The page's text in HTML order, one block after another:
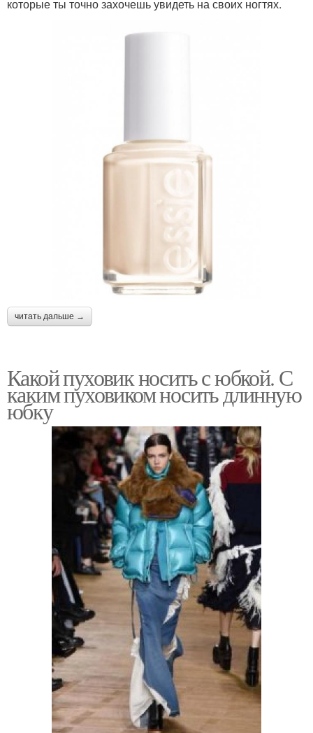
которые ты точно захочешь увидеть на своих ногтях.
читать дальше →
Какой пуховик носить с юбкой. С
каким пуховиком носить длинную
юбку